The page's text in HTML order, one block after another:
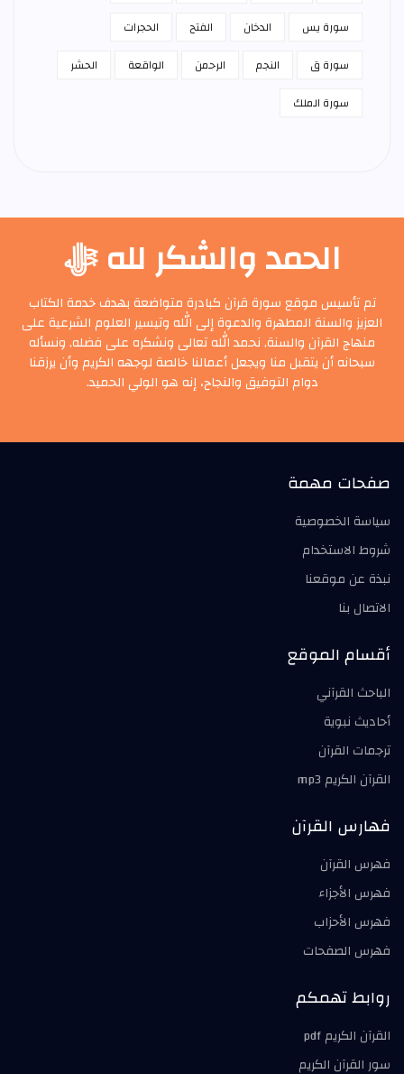
سورة يس
الدخان الفتح
الحجرات
سورة ق
النجم الرحمن الواقعة
الحشر
سورة الملك
الحمد والشكر لله ﷻ
تم تأسيس موقع سورة قرآن كبادرة متواضعة بهدف خدمة الكتاب
العزيز والسنة المطهرة والدعوة إلى الله وتيسير العلوم الشرعية على
منهاج القرآن والسنة, نحمد الله تعالى ونشكره على فضله, ونسأله
سبحانه أن يتقبل منا ويجعل أعمالنا خالصة لوجهه الكريم وأن يرزقنا
دوام التوفيق والنجاح، إنه هو الولي الحميد.
صفحات مهمة
سياسة الخصوصية
شروط الاستخدام
نبذة عن موقعنا
الاتصال بنا
أقسام الموقع
الباحث القرآني
أحاديث نبوية
ترجمات القرآن
القرآن الكريم mp3
فهارس القرآن
فهرس القرآن
فهرس الأجزاء
فهرس الأحزاب
فهرس الصفحات
روابط تهمكم
القرآن الكريم pdf
سور القرآن الكريم